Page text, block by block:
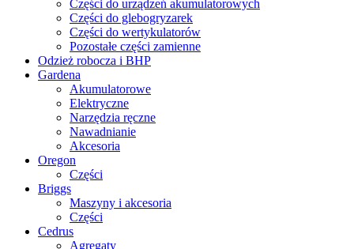
Części do urządzeń akumulatorowych
Części do glebogryzarek
Części do wertykulatorów
Pozostałe części zamienne
Odzież robocza i BHP
Gardena
Akumulatorowe
Elektryczne
Narzędzia ręczne
Nawadnianie
Akcesoria
Oregon
Części
Briggs
Maszyny i akcesoria
Części
Cedrus
Agregaty